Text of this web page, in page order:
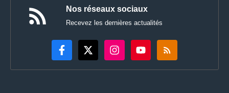
Nos réseaux sociaux
Recevez les dernières actualités